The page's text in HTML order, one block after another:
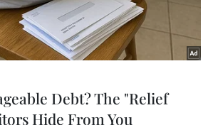
trong cuộc chiến chống dịch
đã trở nên rõ ràng.
Debt? The "Relief
Hide From You